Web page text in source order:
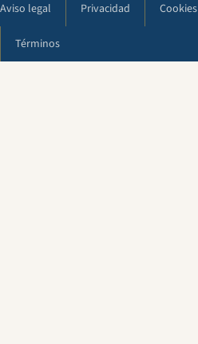
Aviso legal Privacidad Cookies
Términos